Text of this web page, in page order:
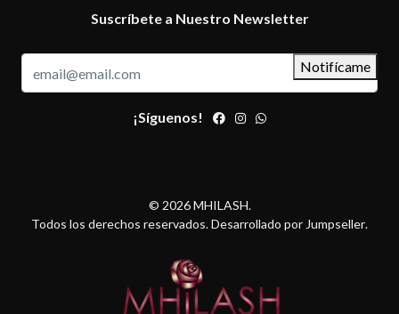
Suscríbete a Nuestro Newsletter
Notifícame
¡Síguenos!
© 2026 MHILASH.
Todos los derechos reservados.Desarrollado por Jumpseller.